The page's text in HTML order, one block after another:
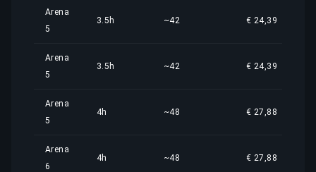
Arena
5
3.5h ~42 € 24,39
Arena
5
3.5h ~42 € 24,39
Arena
5
4h ~48 € 27,88
Arena
6
4h ~48 € 27,88